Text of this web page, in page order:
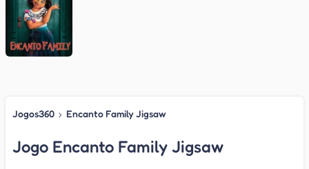
Jogos360 › Encanto Family Jigsaw
Jogo Encanto Family Jigsaw